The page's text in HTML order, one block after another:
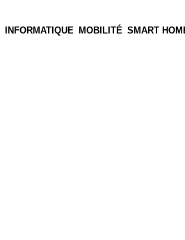
INFORMATIQUE MOBILITÉ SMART